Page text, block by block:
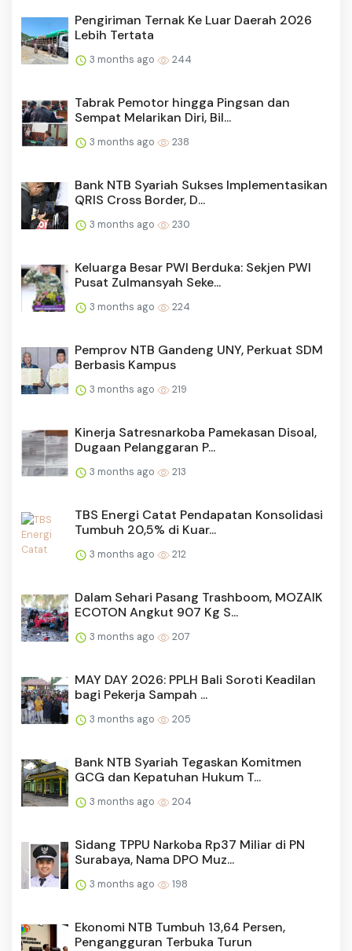
Pengiriman Ternak Ke Luar Daerah 2026
Lebih Tertata
3 months ago 244
Tabrak Pemotor hingga Pingsan dan
Sempat Melarikan Diri, Bil...
3 months ago 238
Bank NTB Syariah Sukses Implementasikan
QRIS Cross Border, D...
3 months ago 230
Keluarga Besar PWI Berduka: Sekjen PWI
Pusat Zulmansyah Seke...
3 months ago 224
Pemprov NTB Gandeng UNY, Perkuat SDM
Berbasis Kampus
3 months ago 219
Kinerja Satresnarkoba Pamekasan Disoal,
Dugaan Pelanggaran P...
3 months ago 213
TBS Energi Catat Pendapatan Konsolidasi
Tumbuh 20,5% di Kuar...
3 months ago 212
Dalam Sehari Pasang Trashboom, MOZAIK
ECOTON Angkut 907 Kg S...
3 months ago 207
MAY DAY 2026: PPLH Bali Soroti Keadilan
bagi Pekerja Sampah ...
3 months ago 205
Bank NTB Syariah Tegaskan Komitmen
GCG dan Kepatuhan Hukum T...
3 months ago 204
Sidang TPPU Narkoba Rp37 Miliar di PN
Surabaya, Nama DPO Muz...
3 months ago 198
Ekonomi NTB Tumbuh 13,64 Persen,
Pengangguran Terbuka Turun